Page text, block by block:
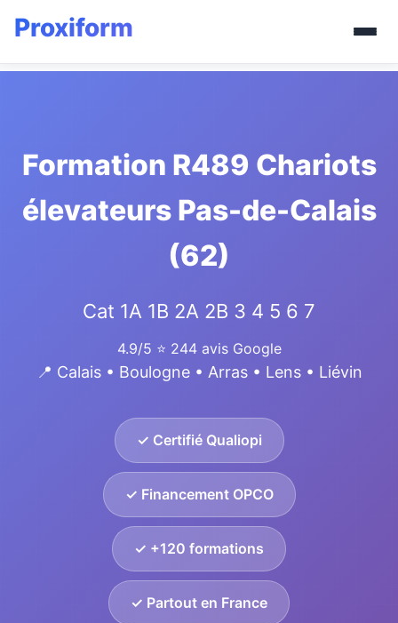
Formation R489 Chariots
élevateurs Pas-de-Calais
(62)
Cat 1A 1B 2A 2B 3 4 5 6 7
4.9/5 ⭐ 244 avis Google
📍 Calais • Boulogne • Arras • Lens • Liévin
✓ Certifié Qualiopi
✓ Financement OPCO
✓ +120 formations
✓ Partout en France